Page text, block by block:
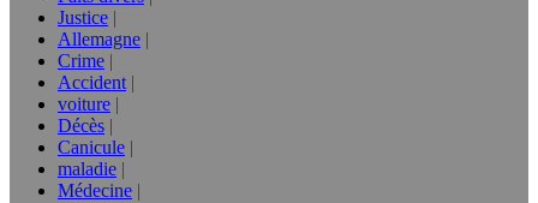
Justice
Allemagne
Crime
Accident
voiture
Décès
Canicule
maladie
Médecine